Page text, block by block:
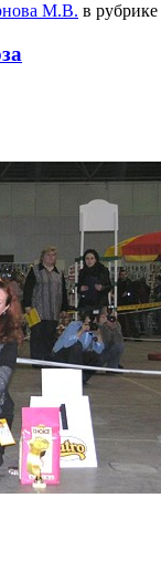
М.В. в рубрике